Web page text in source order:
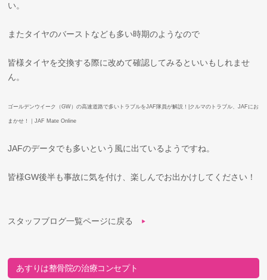
い。
またタイヤのバーストなども多い時期のようなので
皆様タイヤを交換する際に改めて確認してみるといいもしれませ
ん。
ゴールデンウイーク（GW）の高速道路で多いトラブルをJAF隊員が解説！|クルマのトラブル、JAFにお
まかせ！｜JAF Mate Online
JAFのデータでも多いという風に出ているようですね。
皆様GW後半も事故に気を付け、楽しんでお出かけしてください！
スタッフブログ一覧ページに戻る
あすりは整骨院の治療コンセプト